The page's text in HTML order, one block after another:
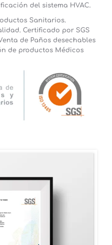
del sistema HVAC.
Sanitarios.
Certificado por SGS
de Paños desechables
de productos Médicos